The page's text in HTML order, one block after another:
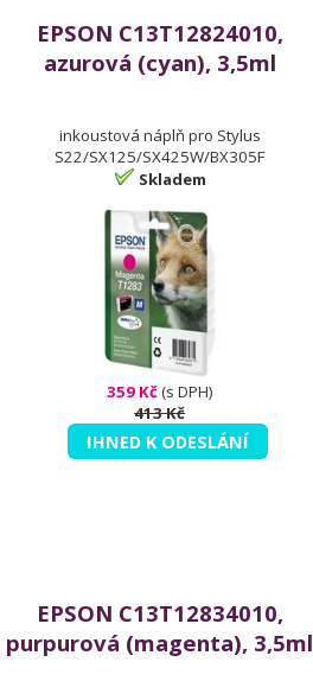
EPSON C13T12824010,
azurová (cyan), 3,5ml
inkoustová náplň pro Stylus
S22/SX125/SX425W/BX305F
Skladem
359 Kč(s DPH)
413 Kč
IHNED K ODESLÁNÍ
EPSON C13T12834010,
purpurová (magenta), 3,5ml